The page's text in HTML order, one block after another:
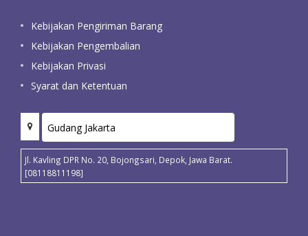
Kebijakan Pengiriman Barang
Kebijakan Pengembalian
Kebijakan Privasi
Syarat dan Ketentuan
Jl. Kavling DPR No. 20, Bojongsari, Depok, Jawa Barat.
[08118811198]